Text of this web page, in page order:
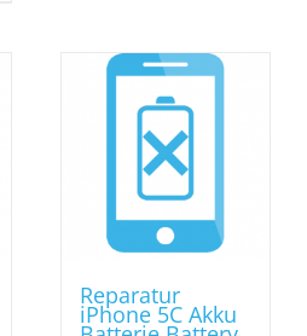
Reparatur
iPhone 5C Akku